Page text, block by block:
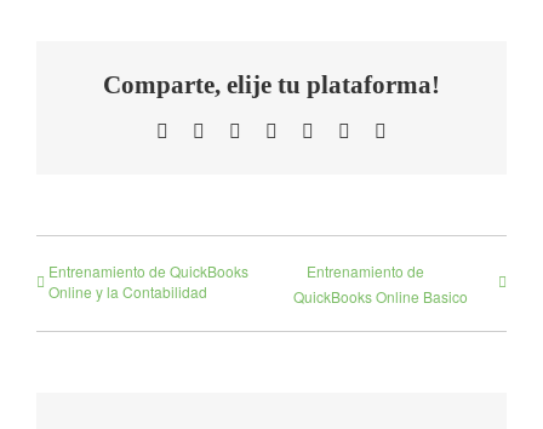
Comparte, elije tu plataforma!
Facebook
TwitterLinkedInWhatsAppTelegram
Tumblr
Entrenamiento de QuickBooks
Online y la Contabilidad
Entrenamiento de
QuickBooks Online Basico